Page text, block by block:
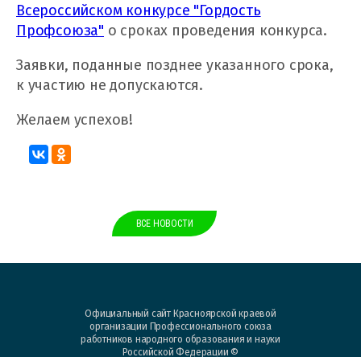
Всероссийском конкурсе "Гордость
Профсоюза" о сроках проведения конкурса.
Заявки, поданные позднее указанного срока,
к участию не допускаются.
Желаем успехов!
ВСЕ НОВОСТИ
Официальный сайт Красноярской краевой
организации Профессионального союза
работников народного образования и науки
Российской Федерации ©